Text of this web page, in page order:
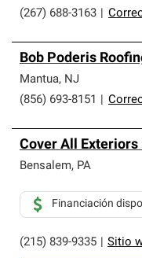
(267) 688-3163
Bob Poderis
Mantua, NJ
(856) 693-8151
Cover All Exteriors
Bensalem, PA
(215) 839-9335 Sitio
Financiación